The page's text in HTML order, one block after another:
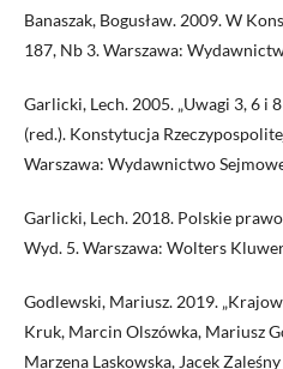
Banaszak, Bogusław. 2009. W
187, Nb 3. Warszawa:
Garlicki, Lech. 2005. „Uwagi 3, 6 i
(red.). Konstytucja
Warszawa: Wydawnictwo
Garlicki, Lech. 2018. Polskie
Wyd. 5. Warszawa: Wolters
Godlewski, Mariusz. 2019.
Kruk, Marcin Olszówka, Mariusz
Marzena Laskowska, Jacek